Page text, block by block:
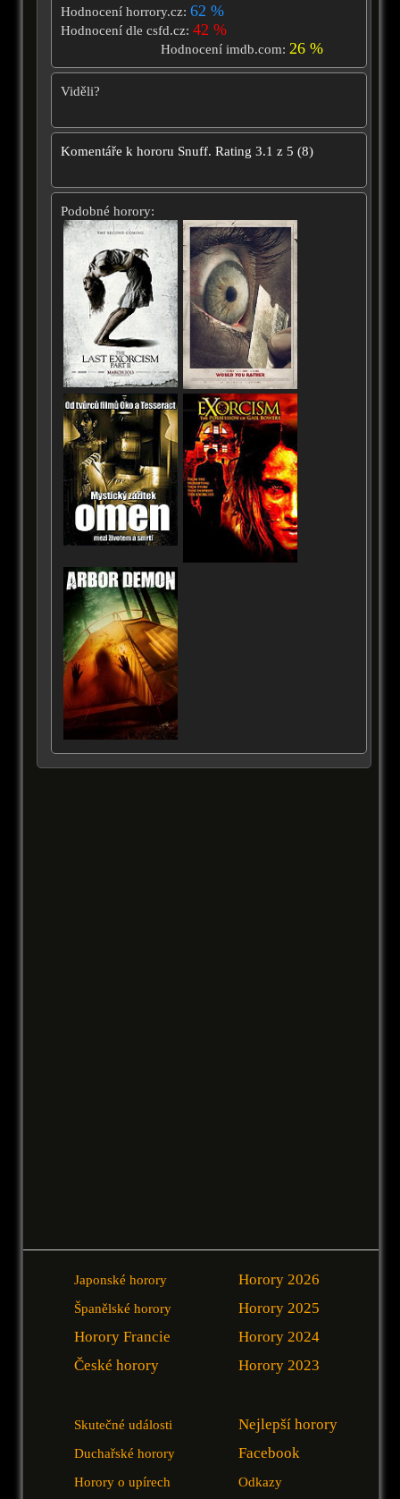
Hodnocení horrory.cz: 62 %
Hodnocení dle csfd.cz: 42 %
Hodnocení imdb.com: 26 %
Viděli?
Komentáře k hororu Snuff. Rating 3.1 z 5 (8)
Podobné horory:
Japonské horory
Španělské horory
Horory Francie
České horory
Horory 2026
Horory 2025
Horory 2024
Horory 2023
Skutečné události
Duchařské horory
Horory o upírech
Nejlepší horory
Facebook
Odkazy